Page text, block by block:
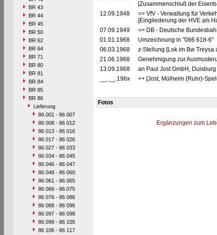
BR 43
BR 44
BR 45
BR 50
BR 62
BR 64
BR 71
BR 80
BR 81
BR 84
BR 85
BR 86
Lieferung
86 001 - 86 007
86 008 - 86 012
86 013 - 86 016
86 017 - 86 026
86 027 - 86 033
86 034 - 86 045
86 046 - 86 047
86 048 - 86 060
86 061 - 86 065
86 066 - 86 075
86 076 - 86 086
86 088 - 86 096
86 097 - 86 098
86 099 - 86 105
86 106 - 86 117
[Zusammenschluß der
12.09.1948
=> VfV - Verwaltung für
[Eingliederung der HVE als
07.09.1949
=> DB - Deutsche
01.01.1968
Umzeichnung in "086 618-6"
06.03.1968
z-Stellung [Lok im Bw Treysa
21.06.1968
Genehmigung zur
13.09.1968
an Paul Jost GmbH,
__.__.196x
++ [Jost, Mülheim (Ruhr)-
Fotos
Ergänzungen zum